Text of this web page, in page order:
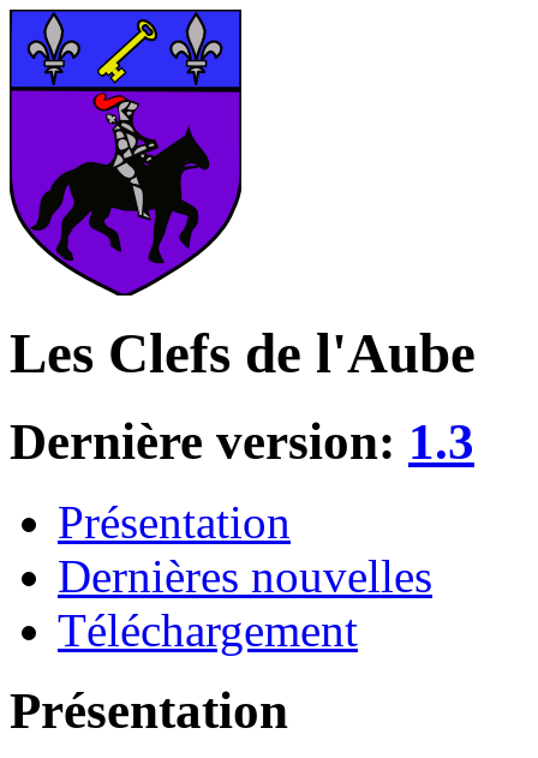
Les Clefs de l'Aube
Dernière version: 1.3
Présentation
Dernières nouvelles
Téléchargement
Présentation